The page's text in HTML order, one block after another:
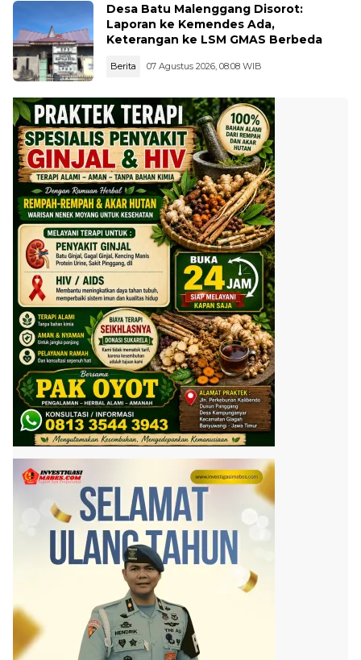
Desa Batu Malenggang Disorot:
Laporan ke Kemendes Ada,
Keterangan ke LSM GMAS Berbeda
Berita 07 Agustus 2026, 08:08 WIB